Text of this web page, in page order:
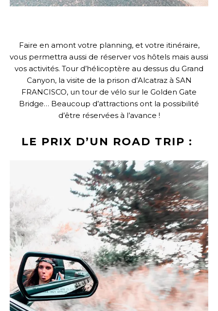
Faire en amont votre planning, et votre itinéraire,
vous permettra aussi de réserver vos hôtels mais aussi
vos activités. Tour d’hélicoptère au dessus du Grand
Canyon, la visite de la prison d’Alcatraz à SAN
FRANCISCO, un tour de vélo sur le Golden Gate
Bridge… Beaucoup d’attractions ont la possibilité
d’être réservéesà l’avance !
LE PRIX D’UN ROAD TRIP :